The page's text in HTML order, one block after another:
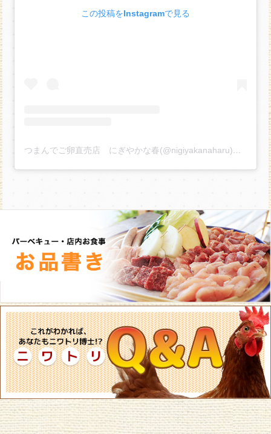
この投稿をInstagramで見る
つまんでご卵直売店 にぎやかな春(@nigiyakanaharu)がシェアした投稿